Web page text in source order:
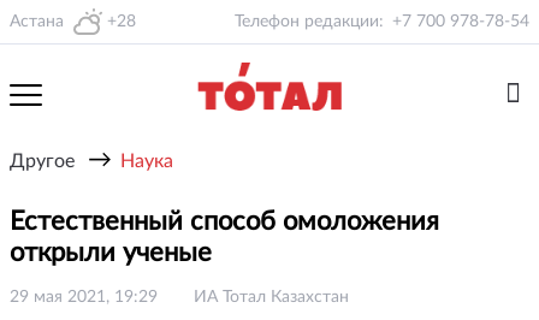
Астана +28 Телефон редакции: +7 700 978-78-54
Другое → Наука
Естественный способ омоложения
открыли ученые
29 мая 2021, 19:29 ИА Тотал Казахстан